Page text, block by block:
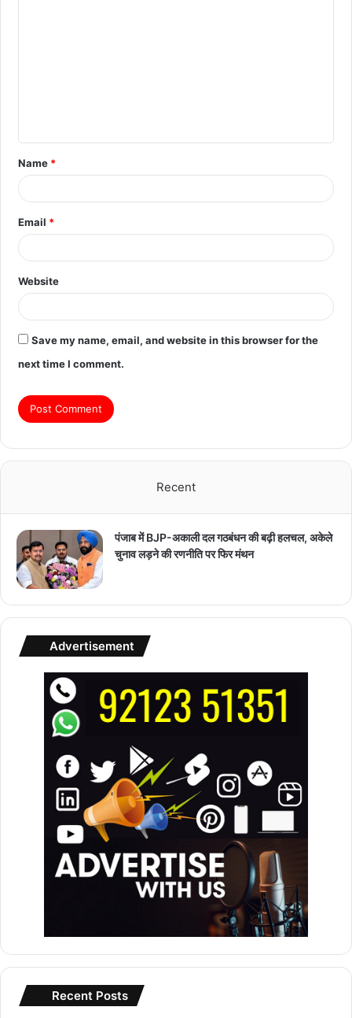
t
*
Name *
Email *
Website
Save my name, email, and website in this browser for the
next time I comment.
Recent
पंजाब में BJP-अकाली दल गठबंधन की बढ़ी हलचल, अकेले
चुनाव लड़ने की रणनीति पर फिर मंथन
Advertisement
Recent Posts